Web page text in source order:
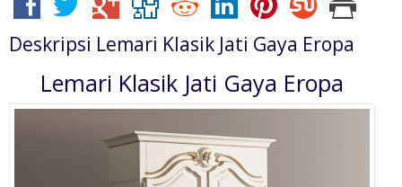
Deskripsi Lemari Klasik Jati Gaya Eropa
Lemari Klasik Jati Gaya Eropa